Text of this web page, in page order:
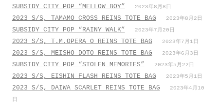
SUBSIDY CITY POP “MELLOW BOY” 2023年8月8日
2023 S/S, TAMAMO CROSS REINS TOTE BAG 2023年8月2日
SUBSIDY CITY POP “RAINY WALK” 2023年7月20日
2023 S/S, T.M.OPERA O REINS TOTE BAG 2023年7月1日
2023 S/S, MEISHO DOTO REINS TOTE BAG 2023年6月3日
SUBSIDY CITY POP “STOLEN MEMORIES” 2023年5月22日
2023 S/S, EISHIN FLASH REINS TOTE BAG 2023年5月1日
2023 S/S, DAIWA SCARLET REINS TOTE BAG
2023年4月10
日